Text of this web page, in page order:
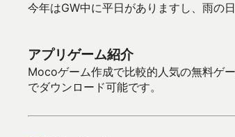
今年はGW中に平日がありますし、雨の
アプリゲーム紹介
Mocoゲーム作成で比較的人気の無料ゲ
でダウンロード可能です。